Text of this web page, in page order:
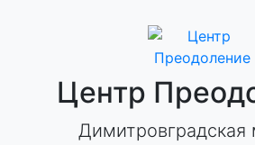
Центр
Димитровградская